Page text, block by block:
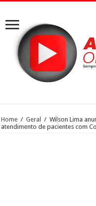
Home / Geral / Wilson Lima
atendimento de pacientes com